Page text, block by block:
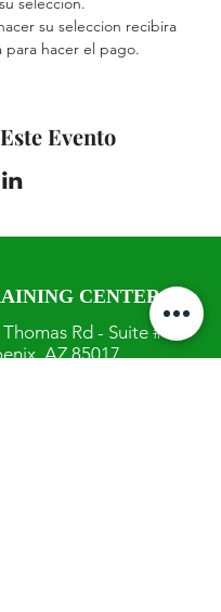
su seleccion recibira
para hacer el pago.
Evento
CENTER
Rd - Suite #10
AZ 85017